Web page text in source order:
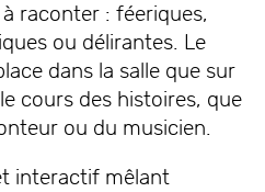
à raconter : féeriques,
ou délirantes. Le
dans la salle que sur
cours des histoires, que
ou du musicien.
interactif mêlant